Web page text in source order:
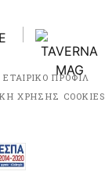
ΕΤΑΙΡΙΚΟ ΠΡΟΦΙΛ
ΧΡΗΣΗΣ COOKIES